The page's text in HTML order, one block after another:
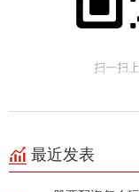
最近发表